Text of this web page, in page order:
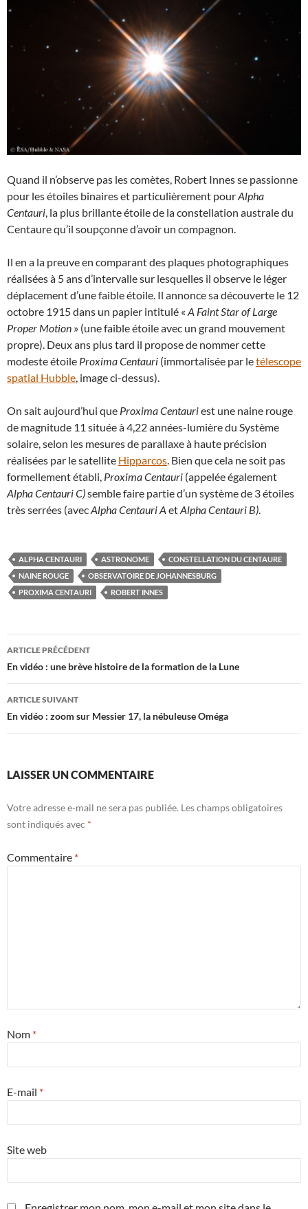
Quand il n’observe pas les comètes, Robert Innes se passionne
pour les étoiles binaires et particulièrement pourAlpha
Centauri, la plus brillante étoile de la constellation australe du
Centaure qu’il soupçonne d’avoir un compagnon.
Il en a la preuve en comparant des plaques photographiques
réalisées à 5 ans d’intervalle sur lesquelles il observe le léger
déplacement d’une faible étoile. Il annonce sa découverte le 12
octobre 1915 dans un papier intitulé « A Faint Star of Large
Proper Motion » (une faible étoile avec un grand mouvement
propre). Deux ans plus tard il propose de nommer cette
modeste étoile Proxima Centauri (immortalisée par letélescope
spatial Hubble, image ci-dessus).
On sait aujourd’hui que Proxima Centauriest une naine rouge
de magnitude 11 située à 4,22 années-lumière du Système
solaire, selon les mesures de parallaxe à haute précision
réalisées par le satellite Hipparcos. Bien que cela ne soit pas
formellement établi, Proxima Centauri (appelée également
Alpha Centauri C)semble faire partie d’un système de 3 étoiles
très serrées (avecAlpha Centauri A etAlpha Centauri B).
ALPHA CENTAURI ASTRONOME
CONSTELLATION DU CENTAURE
NAINE ROUGE
OBSERVATOIRE DE JOHANNESBURG
PROXIMA CENTAURI
ROBERT INNES
Navigation
des
articles
ARTICLE PRÉCÉDENT
En vidéo : une brève histoire de la formation de la Lune
ARTICLE SUIVANT
En vidéo : zoom sur Messier 17, la nébuleuse Oméga
LAISSER UN COMMENTAIRE
Votre adresse e-mail ne sera pas publiée. Les champs obligatoires
sont indiqués avec *
Commentaire *
Nom *
E-mail *
Site web